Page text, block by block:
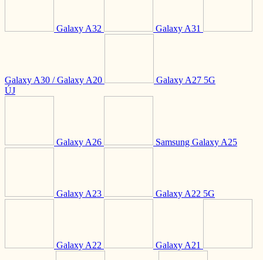
Galaxy A32 Galaxy A31
Galaxy A30 / Galaxy A20
Galaxy A27 5G
ÚJ
Galaxy A26 Samsung Galaxy A25
Galaxy A23 Galaxy A22 5G
Galaxy A22 Galaxy A21